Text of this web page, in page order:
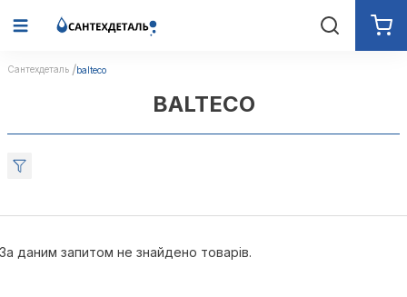
Сантехдеталь balteco
BALTECO
За даним запитом не знайдено товарів.